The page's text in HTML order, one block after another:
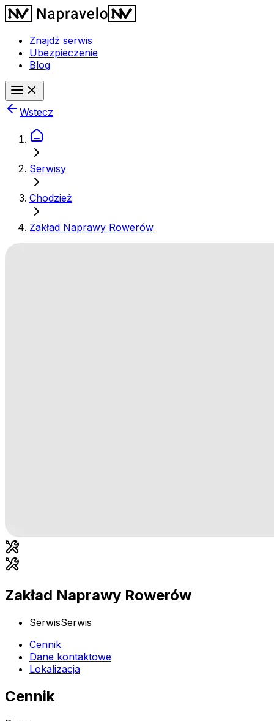
Znajdź serwis
Ubezpieczenie
Blog
Wstecz
Serwisy
Chodzież
Zakład Naprawy Rowerów
Zakład Naprawy Rowerów
SerwisSerwis
Cennik
Dane kontaktowe
Lokalizacja
Cennik